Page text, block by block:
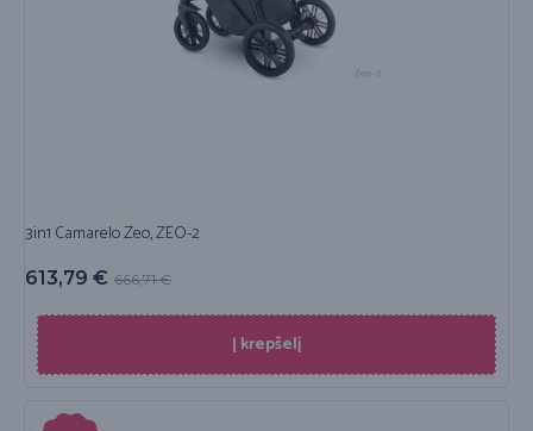
3in1 Camarelo Zeo, ZEO-2
666,71€
613,79 €
Į krepšelį